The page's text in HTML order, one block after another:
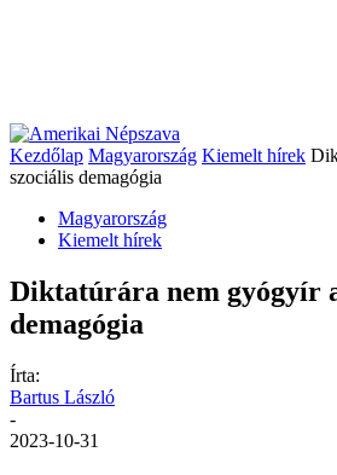
Kezdőlap Magyarország Kiemelt hírek
szociális demagógia
Magyarország
Kiemelt hírek
Diktatúrára nem gyógyír
demagógia
Írta:
Bartus László
-
2023-10-31